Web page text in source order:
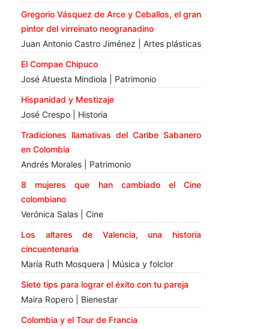
Gregorio Vásquez de Arce y Ceballos, el gran
pintor del virreinato neogranadino
Juan Antonio Castro Jiménez | Artes plásticas
El Compae Chipuco
José Atuesta Mindiola | Patrimonio
Hispanidad y Mestizaje
José Crespo | Historia
Tradiciones llamativas del Caribe Sabanero
en Colombia
Andrés Morales | Patrimonio
8 mujeres que han cambiado el Cine
colombiano
Verónica Salas | Cine
Los altares de Valencia, una historia
cincuentenaria
María Ruth Mosquera | Música y folclor
Siete tips para lograr el éxito con tu pareja
Maira Ropero | Bienestar
Colombia y el Tour de Francia